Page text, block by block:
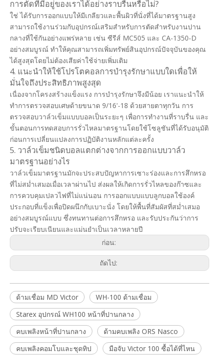
การตัดที่มีอยู่ของเราได้อย่างราบรื่นหรือไม่?
ใช่ ได้รับการออกแบบให้มีเกลียวและพื้นผิวที่นั่งที่ได้มาตรฐานสูง
สามารถใช้งานร่วมกับอุปกรณ์เสริมสำหรับการตัดสำหรับงานปาน
กลางที่ใช้กันอย่างแพร่หลาย เช่น ซีรีส์ MC505 และ CA-1350-D
อย่างสมบูรณ์ ทำให้คุณสามารถเพิ่มทรัพย์สินอุปกรณ์ปัจจุบันของคุณ
ได้สูงสุดโดยไม่ต้องเสียค่าใช้จ่ายเพิ่มเติม
4. แนะนำให้ใช้โปรโตคอลการบำรุงรักษาแบบใดเพื่อให้
มั่นใจถึงประสิทธิภาพสูงสุด
เนื่องจากโครงสร้างแข็งแรง การบำรุงรักษาจึงมีน้อย เราแนะนำให้
ทำการตรวจสอบเศษด้ายขนาด 9/16'-18 ด้วยสายตาทุกวัน การ
ตรวจสอบวาล์วเข็มแบบบอลเป็นระยะๆ เพื่อการทำงานที่ราบรื่น และ
ขั้นตอนการทดสอบการรั่วไหลมาตรฐานโดยใช้โซลูชันที่ได้รับอนุมัติ
ก่อนการเปลี่ยนแปลงการปฏิบัติงานหลักแต่ละครั้ง
5. วาล์วเข็มชนิดบอลแตกต่างจากการออกแบบวาล์ว
มาตรฐานอย่างไร
วาล์วเข็มมาตรฐานมักจะประสบปัญหาการเซาะร่องและการสึกหรอ
ที่ไม่สม่ำเสมอเมื่อเวลาผ่านไป ส่งผลให้เกิดการรั่วไหลของก๊าซและ
การควบคุมเปลวไฟที่ไม่แน่นอน การออกแบบแบบลูกบอลใช้องค์
ประกอบที่แข็งเพื่อปิดผนึกกับเบาะนั่ง โดยให้พื้นที่สัมผัสที่สม่ำเสมอ
อย่างสมบูรณ์แบบ ซึ่งทนทานต่อการสึกหรอ และรับประกันว่าการ
ปรับจะเรียบเนียนและแม่นยำเป็นเวลาหลายปี
ก่อน:
ถัดไป:
ด้ามเชื่อม MD Victor
WH-100 ด้ามเชื่อม
Starex อุปกรณ์ WH100 หน้าที่ปานกลาง
คบเพลิงหน้าที่ปานกลาง
ด้ามคบเพลิง ORS Nasco
คบเพลิงคอมโบและชุดทิป
มือจับ Victor 100 ซื้อได้ที่ไหน